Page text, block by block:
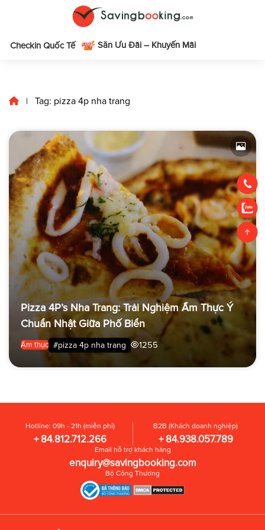
Checkin Quốc Tế Săn Ưu Đãi – Khuyến Mãi
| Tag: pizza 4p nha trang
Pizza 4P’s Nha Trang: Trải Nghiệm Ẩm Thực Ý
Chuẩn Nhật Giữa Phố Biển
Ẩm thực #pizza 4p nha trang 1255
Hotline: 09h - 21h (miễn phí)
+ 84.812.712.266
B2B (Khách doanh nghiệp)
+ 84.938.057.789
Email hỗ trợ khách hàng
enquiry@savingbooking.com
Bộ Công Thương